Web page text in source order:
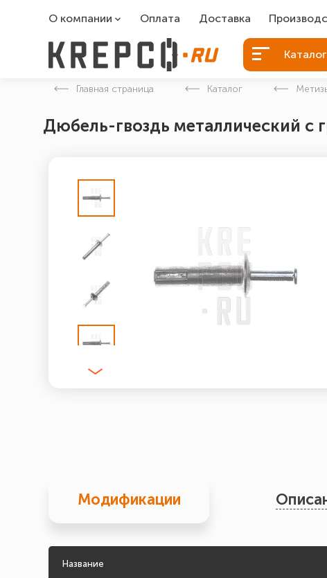
О компании
О компании
Оплата Доставка
Болты БСР
Болты для
Закладные
Каталог
Главная страница Каталог
Дюбель-гвоздь металлический
Модификации
Название